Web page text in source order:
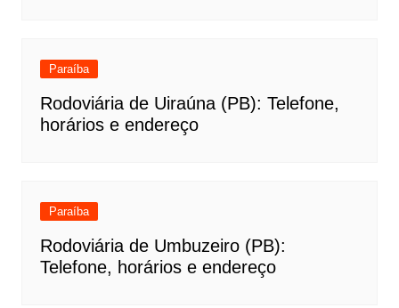
Paraíba
Rodoviária de Uiraúna (PB): Telefone,
horários e endereço
Paraíba
Rodoviária de Umbuzeiro (PB):
Telefone, horários e endereço